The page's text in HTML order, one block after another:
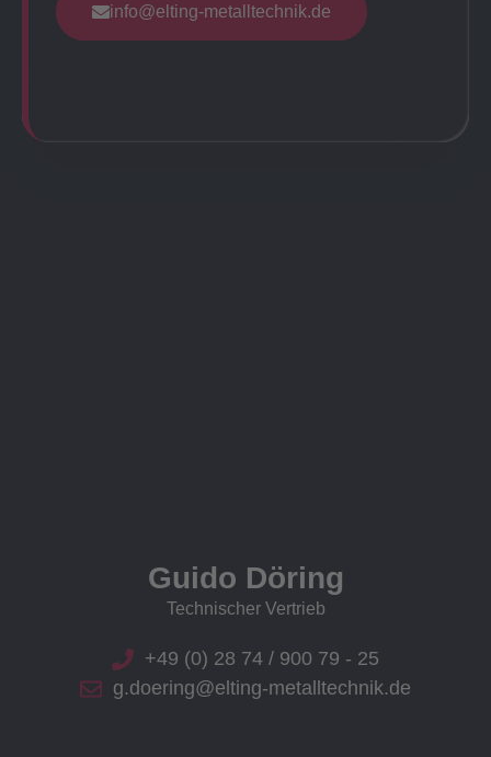
info@elting-metalltechnik.de
Guido Döring
Technischer Vertrieb
+49 (0) 28 74 / 900 79 - 25
g.doering@elting-metalltechnik.de